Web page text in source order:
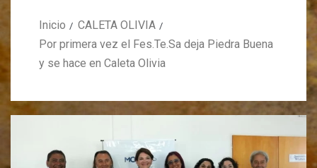
Inicio
CALETA OLIVIA
Por primera vez el Fes.Te.Sa deja Piedra Buena
y se hace en Caleta Olivia